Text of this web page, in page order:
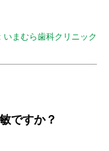
いまむら歯科クリニック
ですか？